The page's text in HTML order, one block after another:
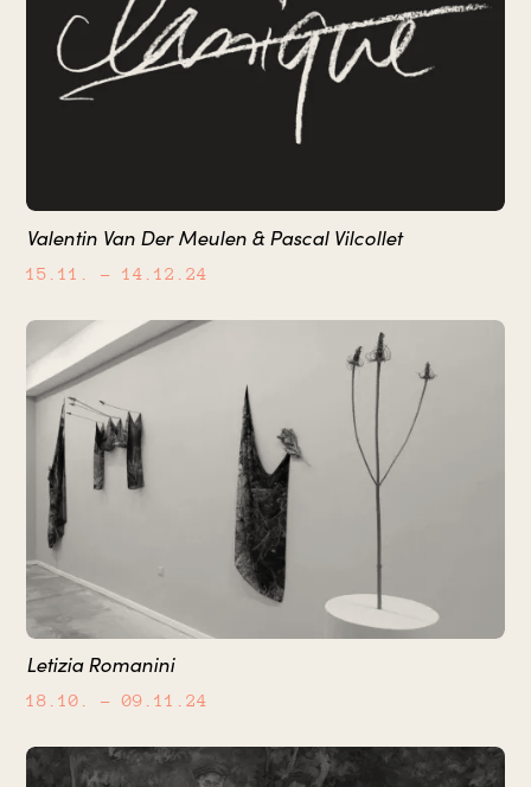
Valentin Van Der Meulen & Pascal Vilcollet
15.11. – 14.12.24
Letizia Romanini
18.10. – 09.11.24